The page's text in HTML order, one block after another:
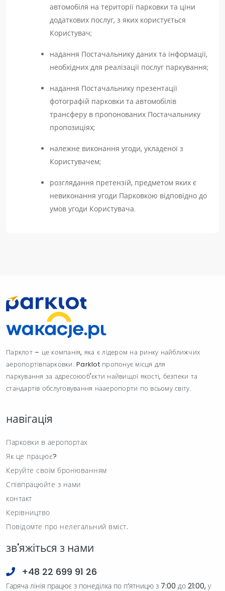
автомобіля на території парковки та ціни
додаткових послуг, з яких користується
Користувач;
надання Постачальнику даних та інформації,
необхідних для реалізації послуг паркування;
надання Постачальнику презентації
фотографій парковки та автомобілів
трансферу в пропонованих Постачальнику
пропозиціях;
належне виконання угоди, укладеної з
Користувачем;
розглядання претензій, предметом яких є
невиконання угоди Парковкою відповідно до
умов угоди Користувача.
Парклот – це компанія, яка є лідером на ринку найближчих
аеропортівпарковки. Parklot пропонує місця для
паркування за адресоюоб'єкти найвищої якості, безпеки та
стандартів обслуговування нааеропорти по всьому світу.
навігація
Парковки в аеропортах
Як це працює?
Керуйте своїм бронюванням
Співпрацюйте з нами
контакт
Керівництво
Повідомте про нелегальний вміст.
зв'яжіться з нами
+48 22 699 91 26
Гаряча лінія працює з понеділка по п’ятницю з 7:00 до 21:00, у